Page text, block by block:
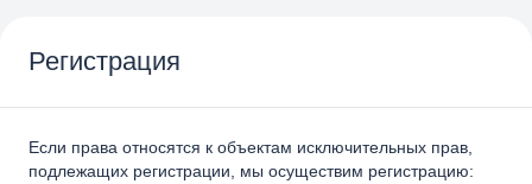
Регистрация
Если права относятся к объектам исключительных прав,
подлежащих регистрации, мы осуществим регистрацию: